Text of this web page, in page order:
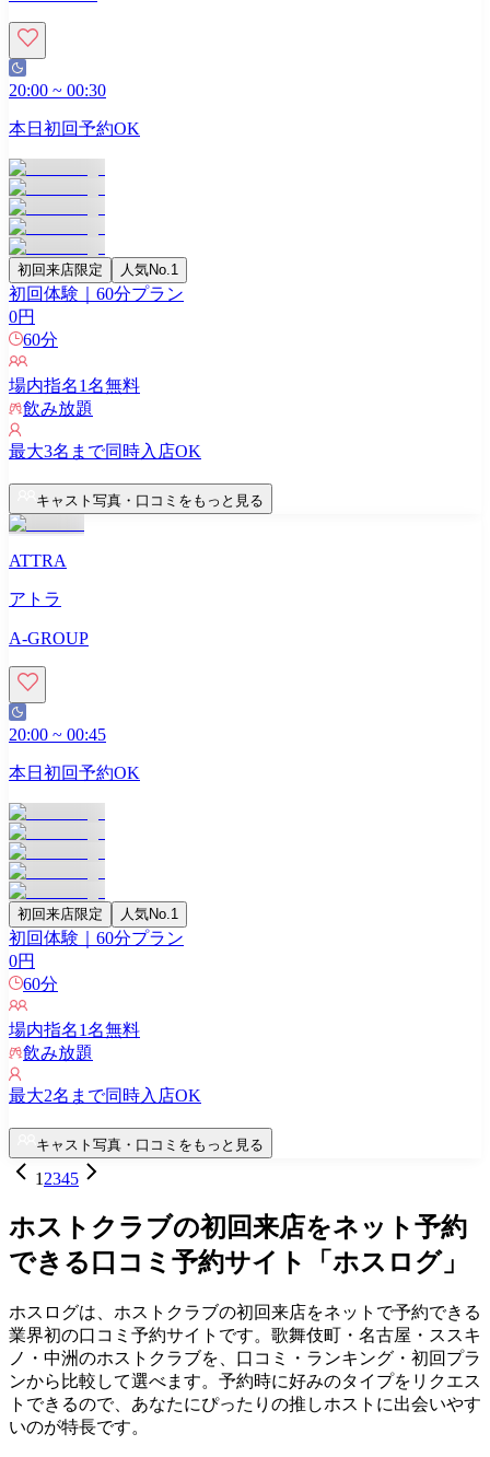
20:00 ~ 00:30
本日初回予約OK
初回来店限定 人気No.1
初回体験｜60分プラン
0円
60分
場内指名1名無料
飲み放題
最大3名まで同時入店OK
キャスト写真・口コミをもっと見る
ATTRA
アトラ
A-GROUP
20:00 ~ 00:45
本日初回予約OK
初回来店限定 人気No.1
初回体験｜60分プラン
0円
60分
場内指名1名無料
飲み放題
最大2名まで同時入店OK
キャスト写真・口コミをもっと見る
1 2345
ホストクラブの初回来店をネット予約
できる口コミ予約サイト「ホスログ」
ホスログは、ホストクラブの初回来店をネットで予約できる
業界初の口コミ予約サイトです。歌舞伎町・名古屋・ススキ
ノ・中洲のホストクラブを、口コミ・ランキング・初回プラ
ンから比較して選べます。予約時に好みのタイプをリクエス
トできるので、あなたにぴったりの推しホストに出会いやす
いのが特長です。